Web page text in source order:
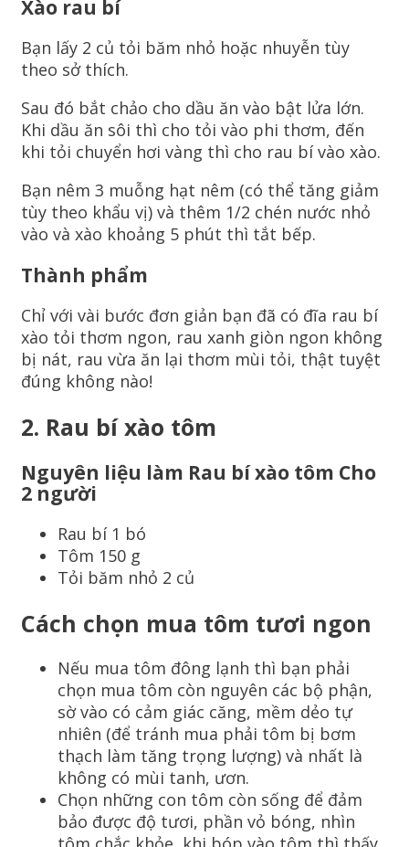
Xào rau bí
Bạn lấy 2 củ tỏi băm nhỏ hoặc nhuyễn tùy
theo sở thích.
Sau đó bắt chảo cho dầu ăn vào bật lửa lớn.
Khi dầu ăn sôi thì cho tỏi vào phi thơm, đến
khi tỏi chuyển hơi vàng thì cho rau bí vào xào.
Bạn nêm 3 muỗng hạt nêm (có thể tăng giảm
tùy theo khẩu vị) và thêm 1/2 chén nước nhỏ
vào và xào khoảng 5 phút thì tắt bếp.
Thành phẩm
Chỉ với vài bước đơn giản bạn đã có đĩa rau bí
xào tỏi thơm ngon, rau xanh giòn ngon không
bị nát, rau vừa ăn lại thơm mùi tỏi, thật tuyệt
đúng không nào!
2. Rau bí xào tôm
Nguyên liệu làm Rau bí xào tôm Cho
2 người
Rau bí 1 bó
Tôm 150 g
Tỏi băm nhỏ 2 củ
Cách chọn mua tôm tươi ngon
Nếu mua tôm đông lạnh thì bạn phải
chọn mua tôm còn nguyên các bộ phận,
sờ vào có cảm giác căng, mềm dẻo tự
nhiên (để tránh mua phải tôm bị bơm
thạch làm tăng trọng lượng) và nhất là
không có mùi tanh, ươn.
Chọn những con tôm còn sống để đảm
bảo được độ tươi, phần vỏ bóng, nhìn